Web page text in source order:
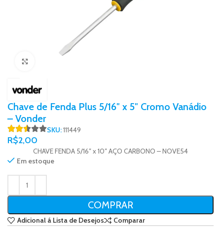
Chave de Fenda Plus 5/16″ x 5″ Cromo Vanádio
– Vonder
SKU:111449
R$2,00
CHAVE FENDA 5/16″ x 10″ AÇO CARBONO – NOVE54
Em estoque
COMPRAR
Adicional á Lista de Desejos Comparar